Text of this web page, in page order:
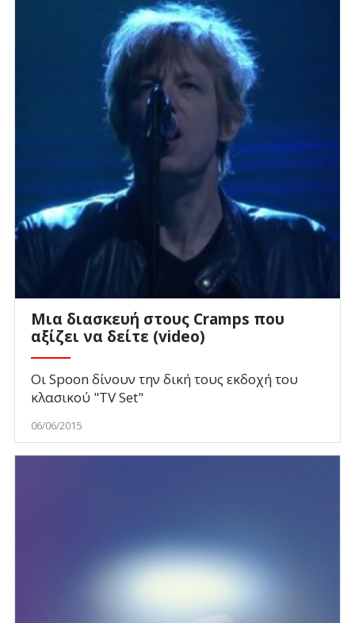
Μια διασκευή στους Cramps που
αξίζει να δείτε (video)
Οι Spoon δίνουν την δική τους εκδοχή του
κλασικού "TV Set"
06/06/2015